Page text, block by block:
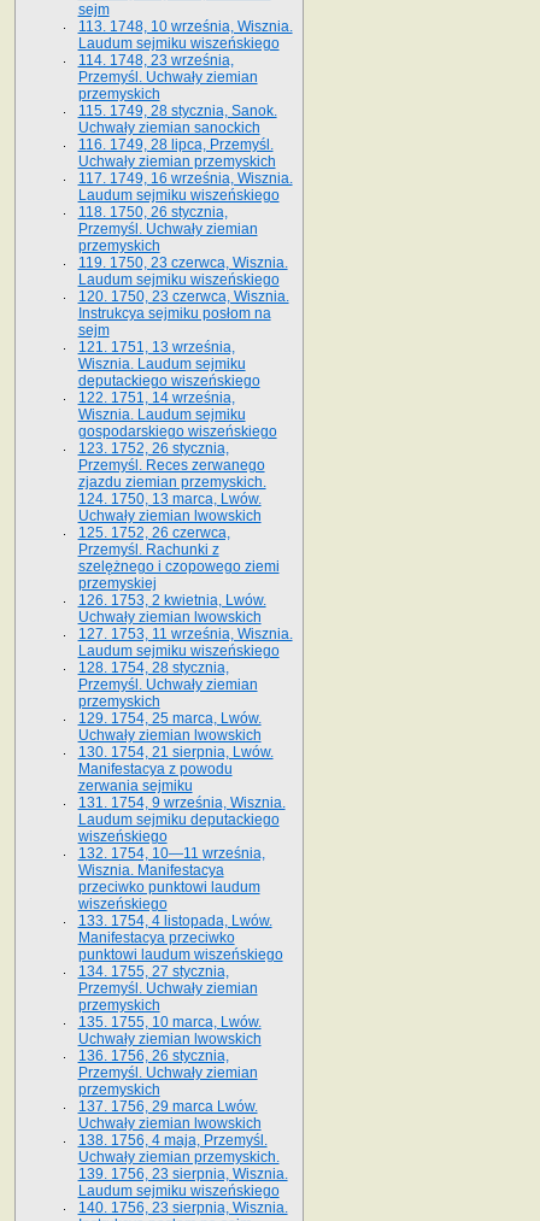
sejm
113. 1748, 10 września, Wisznia.
Laudum sejmiku wiszeńskiego
114. 1748, 23 września,
Przemyśl. Uchwały ziemian
przemyskich
115. 1749, 28 stycznia, Sanok.
Uchwały ziemian sanockich
116. 1749, 28 lipca, Przemyśl.
Uchwały ziemian przemyskich
117. 1749, 16 września, Wisznia.
Laudum sejmiku wiszeńskiego
118. 1750, 26 stycznia,
Przemyśl. Uchwały ziemian
przemyskich
119. 1750, 23 czerwca, Wisznia.
Laudum sejmiku wiszeńskiego
120. 1750, 23 czerwca, Wisznia.
Instrukcya sejmiku posłom na
sejm
121. 1751, 13 września,
Wisznia. Laudum sejmiku
deputackiego wiszeńskiego
122. 1751, 14 września,
Wisznia. Laudum sejmiku
gospodarskiego wiszeńskiego
123. 1752, 26 stycznia,
Przemyśl. Reces zerwanego
zjazdu ziemian przemyskich.
124. 1750, 13 marca, Lwów.
Uchwały ziemian lwowskich
125. 1752, 26 czerwca,
Przemyśl. Rachunki z
szelężnego i czopowego ziemi
przemyskiej
126. 1753, 2 kwietnia, Lwów.
Uchwały ziemian lwowskich
127. 1753, 11 września, Wisznia.
Laudum sejmiku wiszeńskiego
128. 1754, 28 stycznia,
Przemyśl. Uchwały ziemian
przemyskich
129. 1754, 25 marca, Lwów.
Uchwały ziemian lwowskich
130. 1754, 21 sierpnia, Lwów.
Manifestacya z powodu
zerwania sejmiku
131. 1754, 9 września, Wisznia.
Laudum sejmiku deputackiego
wiszeńskiego
132. 1754, 10—11 września,
Wisznia. Manifestacya
przeciwko punktowi laudum
wiszeńskiego
133. 1754, 4 listopada, Lwów.
Manifestacya przeciwko
punktowi laudum wiszeńskiego
134. 1755, 27 stycznia,
Przemyśl. Uchwały ziemian
przemyskich
135. 1755, 10 marca, Lwów.
Uchwały ziemian lwowskich
136. 1756, 26 stycznia,
Przemyśl. Uchwały ziemian
przemyskich
137. 1756, 29 marca Lwów.
Uchwały ziemian lwowskich
138. 1756, 4 maja, Przemyśl.
Uchwały ziemian przemyskich.
139. 1756, 23 sierpnia, Wisznia.
Laudum sejmiku wiszeńskiego
140. 1756, 23 sierpnia, Wisznia.